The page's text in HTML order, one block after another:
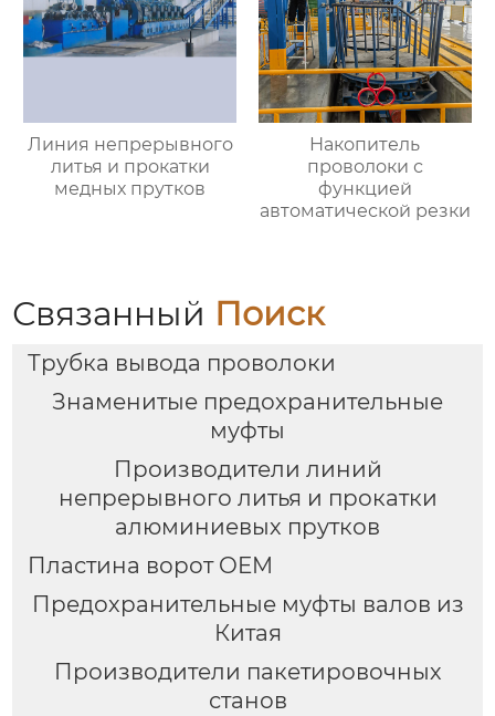
Линия непрерывного
литья и прокатки
медных прутков
Накопитель
проволоки с
функцией
автоматической резки
Связанный Поиск
Трубка вывода проволоки
Знаменитые предохранительные
муфты
Производители линий
непрерывного литья и прокатки
алюминиевых прутков
Пластина ворот OEM
Предохранительные муфты валов из
Китая
Производители пакетировочных
станов